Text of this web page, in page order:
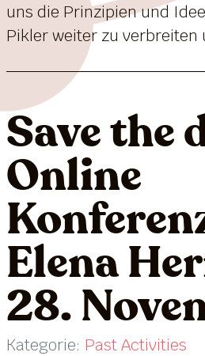
uns die Prinzipien und
Pikler weiter zu verbreiten
Save the
Online
Elena
28.
Kategorie: Past Activities